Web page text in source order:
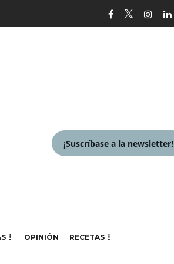
¡Suscríbase a la newsletter!
OPINIÓN RECETAS